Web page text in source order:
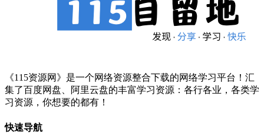
《115资源网》是一个网络资源整合下载的网络学习平台！汇
集了百度网盘、阿里云盘的丰富学习资源：各行各业，各类学
习资源，你想要的都有！
快速导航